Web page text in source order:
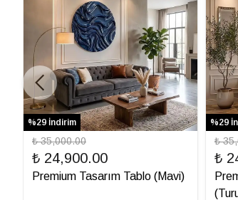
%29 İndirim
₺ 35,000.00
₺ 24,900.00
Premium Tasarım Tablo (Mavi)
%29
₺
₺